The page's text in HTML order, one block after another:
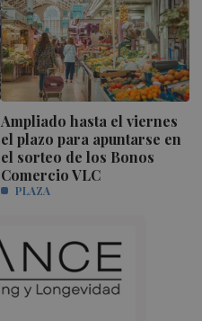
Ampliado hasta el viernes
el plazo para apuntarse en
el sorteo de los Bonos
Comercio VLC
PLAZA